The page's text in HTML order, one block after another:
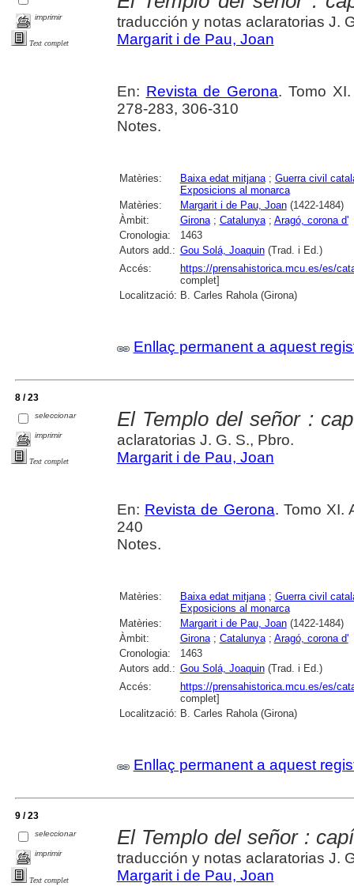
imprimir
Text complet
traducción y notas aclaratorias J.
Margarit i de Pau, Joan
En: Revista de Gerona. Tomo
278-283, 306-310
Notes.
Matèries: Baixa edat mitjana; Guerra civil
Exposicions al monarca
Matèries:
Margarit i de Pau, Joan(1422-1484)
Àmbit:
Girona; Catalunya; Aragó, corona d'
Cronologia:
1463
Autors add.: Gou Solá, Joaquin(Trad. i Ed.)
Accés:
https://prensahistorica.mcu.es/es/
complet]
Localització: B. Carles Rahola (Girona)
Enllaç permanent a aquest
8 / 23
seleccionar
imprimir
Text complet
El Templo del señor :
aclaratorias J. G. S., Pbro.
Margarit i de Pau, Joan
En: Revista de Gerona. Tomo XI.
240
Notes.
Matèries: Baixa edat mitjana; Guerra civil
Exposicions al monarca
Matèries:
Margarit i de Pau, Joan(1422-1484)
Àmbit:
Girona; Catalunya; Aragó, corona d'
Cronologia:
1463
Autors add.: Gou Solá, Joaquin(Trad. i Ed.)
Accés:
https://prensahistorica.mcu.es/es/
complet]
Localització: B. Carles Rahola (Girona)
Enllaç permanent a aquest
9 / 23
seleccionar
imprimir
Text complet
El Templo del señor :
traducción y notas aclaratorias J.
Margarit i de Pau, Joan